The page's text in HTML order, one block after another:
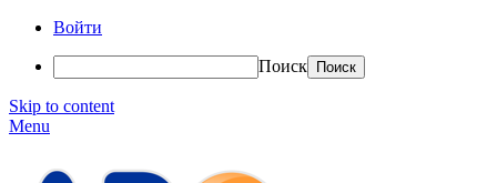
Войти
Поиск
Skip to content
Menu